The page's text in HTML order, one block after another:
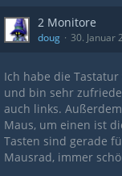
2 Monitore
doug 30. Januar
Ich habe die
und bin sehr
auch links.
Maus, um einen ist
Tasten sind gerade
Mausrad, immer